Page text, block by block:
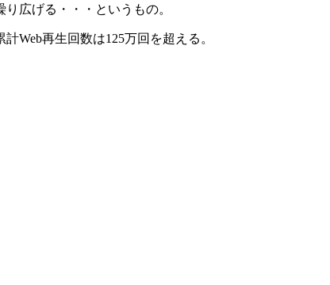
広げる・・・というもの。
Web再生回数は125万回を超える。